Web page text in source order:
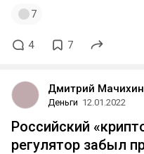
7
4 7
Дмитрий Мачихин
Деньги 12.01.2022
Российский
регулятор забыл